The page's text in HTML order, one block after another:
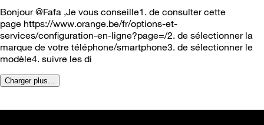
Bonjour @Fafa ,Je vous conseille1. de consulter cette
page https://www.orange.be/fr/options-et-
services/configuration-en-ligne?page=/2. de sélectionner la
marque de votre téléphone/smartphone3. de sélectionner le
modèle4. suivre les di
Charger plus...